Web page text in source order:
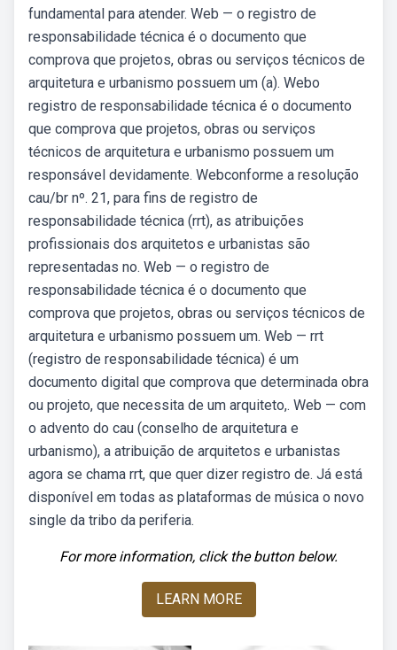
fundamental para atender. Web — o registro de
responsabilidade técnica é o documento que
comprova que projetos, obras ou serviços técnicos de
arquitetura e urbanismo possuem um (a). Webo
registro de responsabilidade técnica é o documento
que comprova que projetos, obras ou serviços
técnicos de arquitetura e urbanismo possuem um
responsável devidamente. Webconforme a resolução
cau/br nº. 21, para fins de registro de
responsabilidade técnica (rrt), as atribuições
profissionais dos arquitetos e urbanistas são
representadas no. Web — o registro de
responsabilidade técnica é o documento que
comprova que projetos, obras ou serviços técnicos de
arquitetura e urbanismo possuem um. Web — rrt
(registro de responsabilidade técnica) é um
documento digital que comprova que determinada obra
ou projeto, que necessita de um arquiteto,. Web — com
o advento do cau (conselho de arquitetura e
urbanismo), a atribuição de arquitetos e urbanistas
agora se chama rrt, que quer dizer registro de. Já está
disponível em todas as plataformas de música o novo
single da tribo da periferia.
For more information, click the button below.
LEARN MORE